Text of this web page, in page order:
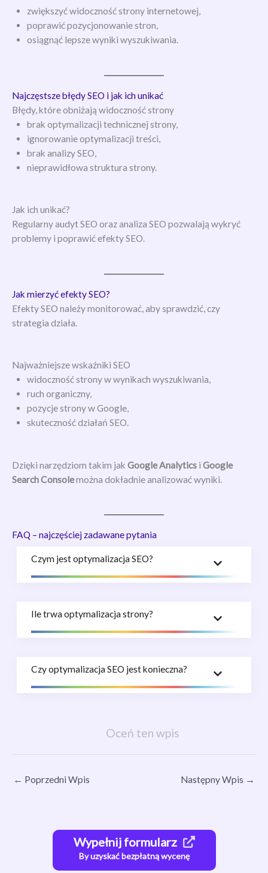
zwiększyć widoczność strony internetowej,
poprawić pozycjonowanie stron,
osiągnąć lepsze wyniki wyszukiwania.
Najczęstsze błędy SEO i jak ich unikać
Błędy, które obniżają widoczność strony
brak optymalizacji technicznej strony,
ignorowanie optymalizacji treści,
brak analizy SEO,
nieprawidłowa struktura strony.
Jak ich unikać?
Regularny audyt SEO oraz analiza SEO pozwalają wykryć
problemy i poprawić efekty SEO.
Jak mierzyć efekty SEO?
Efekty SEO należy monitorować, aby sprawdzić, czy
strategia działa.
Najważniejsze wskaźniki SEO
widoczność strony w wynikach wyszukiwania,
ruch organiczny,
pozycje strony w Google,
skuteczność działań SEO.
Dzięki narzędziom takim jak Google Analytics i Google
Search Consolemożna dokładnie analizować wyniki.
FAQ – najczęściej zadawane pytania
Czym jest optymalizacja SEO?
Ile trwa optymalizacja strony?
Czy optymalizacja SEO jest konieczna?
Oceń ten wpis
← Poprzedni Wpis Następny Wpis →
Wypełnij formularz
By uzyskać bezpłatną wycenę